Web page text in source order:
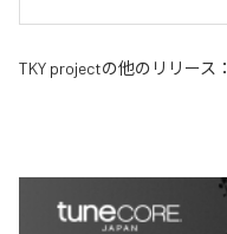
TKY projectの他のリリース：